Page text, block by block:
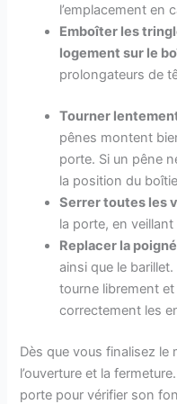
l’emplacement en
Emboîter les
logement sur le
prolongateurs de
Tourner
pênes montent
porte. Si un pêne
la position du
Serrer toutes les
la porte, en veillant
Replacer la
ainsi que le
tourne librement
correctement les
Dès que vous finalisez
l’ouverture et la
porte pour vérifier son